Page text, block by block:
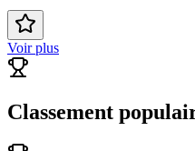
Voir plus
Classement